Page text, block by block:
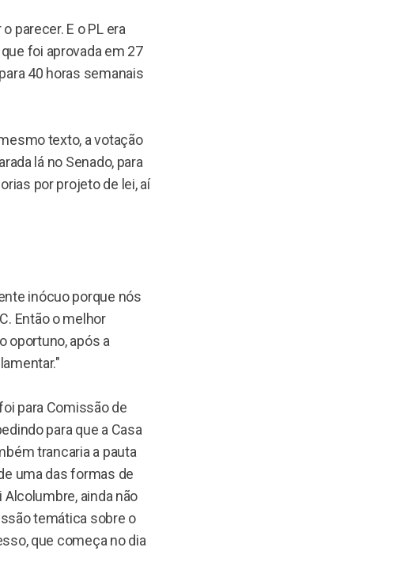
parecer. E o PL era
foi aprovada em 27
40 horas semanais
texto, a votação
lá no Senado, para
por projeto de lei, aí
inócuo porque nós
Então o melhor
oportuno, após a
para Comissão de
para que a Casa
trancaria a pauta
uma das formas de
Alcolumbre, ainda não
temática sobre o
que começa no dia